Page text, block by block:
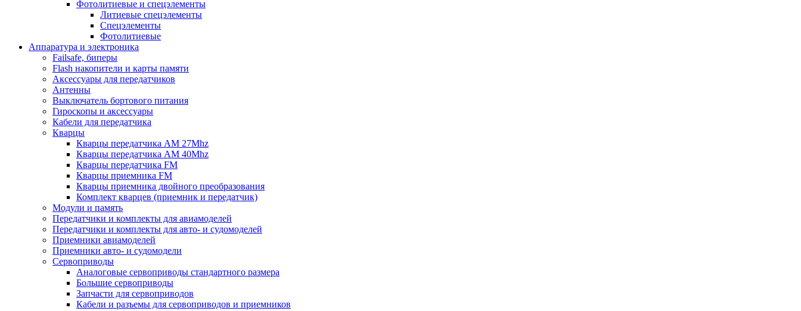
Фотолитиевые и спецэлементы
Литиевые спецэлементы
Спецэлементы
Фотолитиевые
Аппаратура и электроника
Failsafe, биперы
Flash накопители и карты памяти
Аксессуары для передатчиков
Антенны
Выключатель бортового питания
Гироскопы и аксессуары
Кабели для передатчика
Кварцы
Кварцы передатчика AM 27Mhz
Кварцы передатчика AM 40Mhz
Кварцы передатчика FM
Кварцы приемника FM
Кварцы приемника двойного преобразования
Комплект кварцев (приемник и передатчик)
Модули и память
Передатчики и комплекты для авиамоделей
Передатчики и комплекты для авто- и судомоделей
Приемники авиамоделей
Приемники авто- и судомодели
Сервоприводы
Аналоговые сервоприводы стандартного размера
Большие сервоприводы
Запчасти для сервоприводов
Кабели и разъемы для сервоприводов и приемников